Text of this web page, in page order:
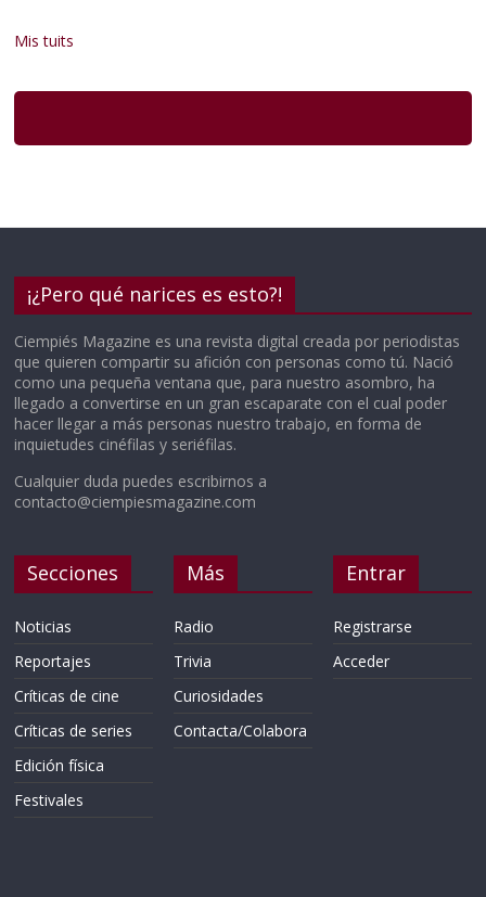
Mis tuits
¡¿Pero qué narices es esto?!
Ciempiés Magazine es una revista digital creada por periodistas
que quieren compartir su afición con personas como tú. Nació
como una pequeña ventana que, para nuestro asombro, ha
llegado a convertirse en un gran escaparate con el cual poder
hacer llegar a más personas nuestro trabajo, en forma de
inquietudes cinéfilas y seriéfilas.
Cualquier duda puedes escribirnos a
contacto@ciempiesmagazine.com
Secciones
Noticias
Reportajes
Críticas de cine
Críticas de series
Edición física
Festivales
Más
Radio
Trivia
Curiosidades
Contacta/Colabora
Entrar
Registrarse
Acceder